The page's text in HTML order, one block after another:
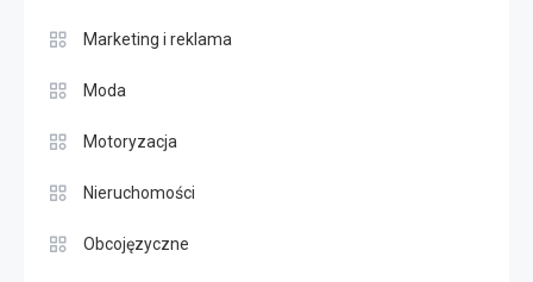
Marketing i reklama
Moda
Motoryzacja
Nieruchomości
Obcojęzyczne